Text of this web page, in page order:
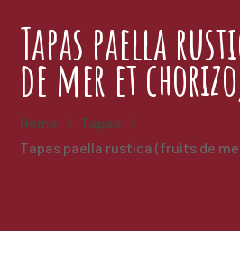
Tapas paella
de mer et
Home
Tapas
Tapas paella rustica (fruits de